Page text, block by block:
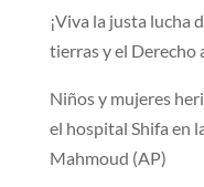
¡Viva la justa lucha
tierras y el Derecho
Niños y mujeres
el hospital Shifa en
Mahmoud (AP)